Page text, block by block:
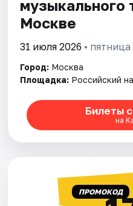
музыкального
Москве
31 июля 2026 • пятница
Город: Москва
Площадка: Российский
Билеты
на
ПРОМОКОД